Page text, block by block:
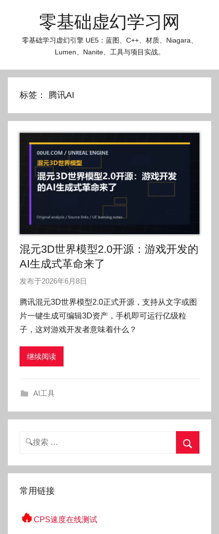
零基础虚幻学习网
零基础学习虚幻引擎 UE5：蓝图、C++、材质、Niagara、
Lumen、Nanite、工具与项目实战。
标签： 腾讯AI
混元3D世界模型2.0开源：游戏开发的
AI生成式革命来了
发布于2026年6月8日
:
O
k
腾讯混元3D世界模型2.0正式开源，支持从文字或图
片一键生成可编辑3D资产，手机即可运行亿级粒
子，这对游戏开发者意味着什么？
继续阅读
AI工具
搜
索
常用链接
🔥 CPS速度在线测试